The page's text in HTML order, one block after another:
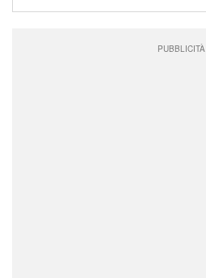
PUBBLICITÀ